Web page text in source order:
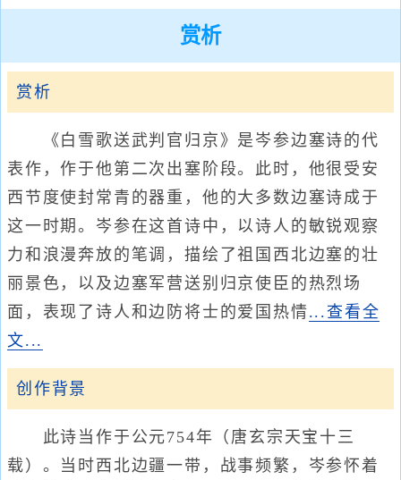
赏析
赏析
《白雪歌送武判官归京》是岑参边塞诗的代
表作，作于他第二次出塞阶段。此时，他很受安
西节度使封常青的器重，他的大多数边塞诗成于
这一时期。岑参在这首诗中，以诗人的敏锐观察
力和浪漫奔放的笔调，描绘了祖国西北边塞的壮
丽景色，以及边塞军营送别归京使臣的热烈场
面，表现了诗人和边防将士的爱国热情...查看全
文...
创作背景
此诗当作于公元754年（唐玄宗天宝十三
载）。当时西北边疆一带，战事频繁，岑参怀着